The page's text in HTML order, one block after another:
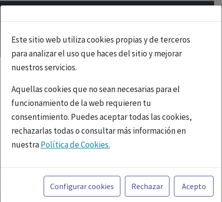
Este sitio web utiliza cookies propias y de terceros
para analizar el uso que haces del sitio y mejorar
nuestros servicios.
Aquellas cookies que no sean necesarias para el
funcionamiento de la web requieren tu
consentimiento. Puedes aceptar todas las cookies,
rechazarlas todas o consultar más información en
nuestraPolítica de Cookies.
Toda la información incluida en la Página Web está
referida a productos del mercado español y, por
tanto, dirigida a profesionales sanitarios legalmente
Configurar cookies Rechazar Acepto